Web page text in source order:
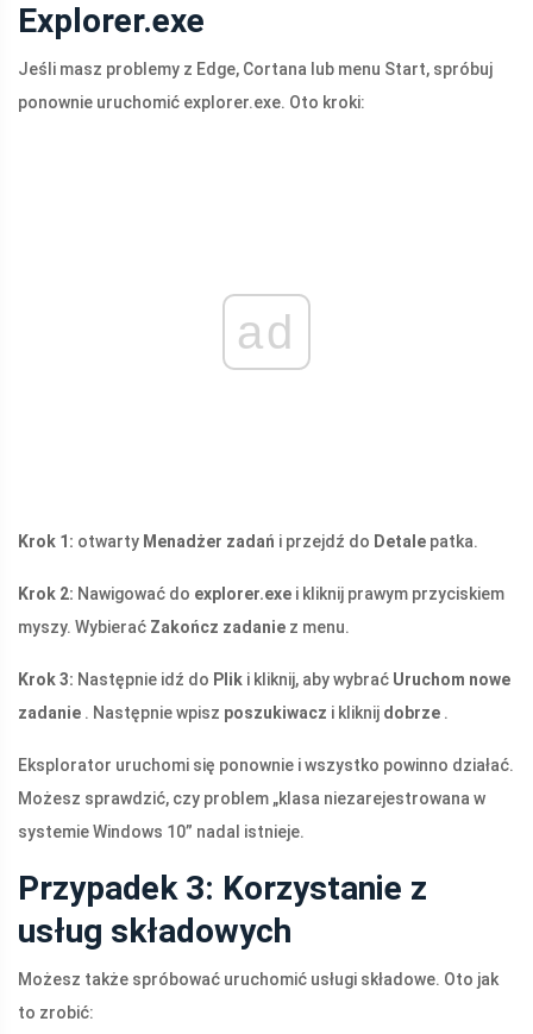
Explorer.exe
Jeśli masz problemy z Edge, Cortana lub menu Start, spróbuj
ponownie uruchomić explorer.exe. Oto kroki:
ad
Krok 1: otwarty Menadżer zadań i przejdź do Detale patka.
Krok 2: Nawigować do explorer.exe i kliknij prawym przyciskiem
myszy. Wybierać Zakończ zadanie z menu.
Krok 3: Następnie idź do Plik i kliknij, aby wybrać Uruchom nowe
zadanie . Następnie wpisz poszukiwacz i kliknij dobrze .
Eksplorator uruchomi się ponownie i wszystko powinno działać.
Możesz sprawdzić, czy problem „klasa niezarejestrowana w
systemie Windows 10” nadal istnieje.
Przypadek 3: Korzystanie z
usług składowych
Możesz także spróbować uruchomić usługi składowe. Oto jak
to zrobić: